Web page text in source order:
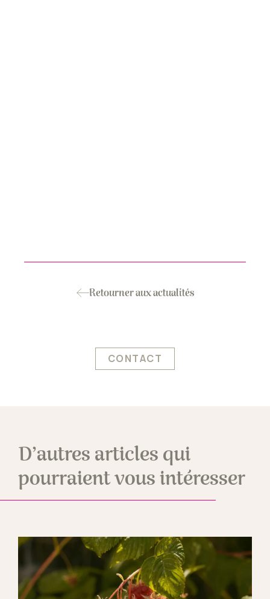
Retourner aux actualités
CONTACT
D’autres articles qui
pourraient vous intéresser